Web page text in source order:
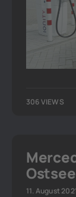
306 VIEWS
11. August